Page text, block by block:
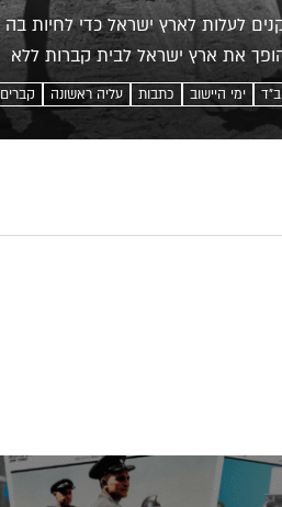
לעלות לארץ ישראל כדי לחיות בה
את ארץ ישראל לבית קברות ללא
ימי היישוב כתבות עליה ראשונה קברים